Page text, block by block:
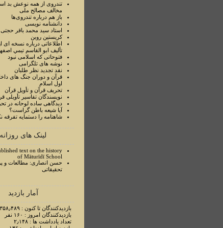
تندروی از همه نوعش بد
مخالف مصالح ملی
باز هم درباره تندروی‌ها
دانشنامه نویسی
استاد سيد محمد باقر حجتی
کریستین روبن
اطلاعاتی درباره نسخه ای
تأليف ابو القاسم تيمي
فتوحاتی که اسلامی نبود
نوشه های تلگرامی
نقد تجدید نظر طلبان
قرآن و دوران جنگ های
اول اسلام
تحريف قرآن و تأويل قرآن
نويسندگان تفاسير تأويلی
ديدگاهی ساده لوحانه در
آيا شيعه باطن گراست؟
شاهنامه را دستمايه تفرقه
لینک های روزانه
text on the history
of Māturīdī School
حسن انصاری: مطالعات و
تحقیقاتی
آمار بازدید
بازدیدکنندگان تا کنون : ۲٫۳۵۸٫۴۸۹ نفر
بازدیدکنندگان امروز : ۱۶۰ نفر
تعداد یادداشت ها : ۲٫۱۴۸